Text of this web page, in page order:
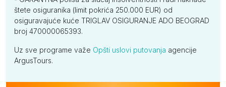
štete osiguranika (limit pokrića 250.000 EUR) od
osiguravajuće kuće TRIGLAV OSIGURANJE ADO BEOGRAD
broj 470000065393.
Uz sve programe važe Opšti uslovi putovanja agencije
ArgusTours.